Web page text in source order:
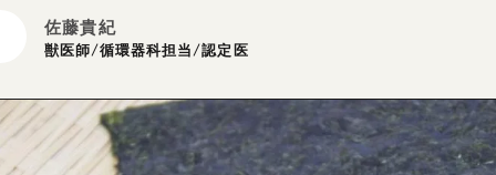
佐藤貴紀
獣医師/循環器科担当/認定医